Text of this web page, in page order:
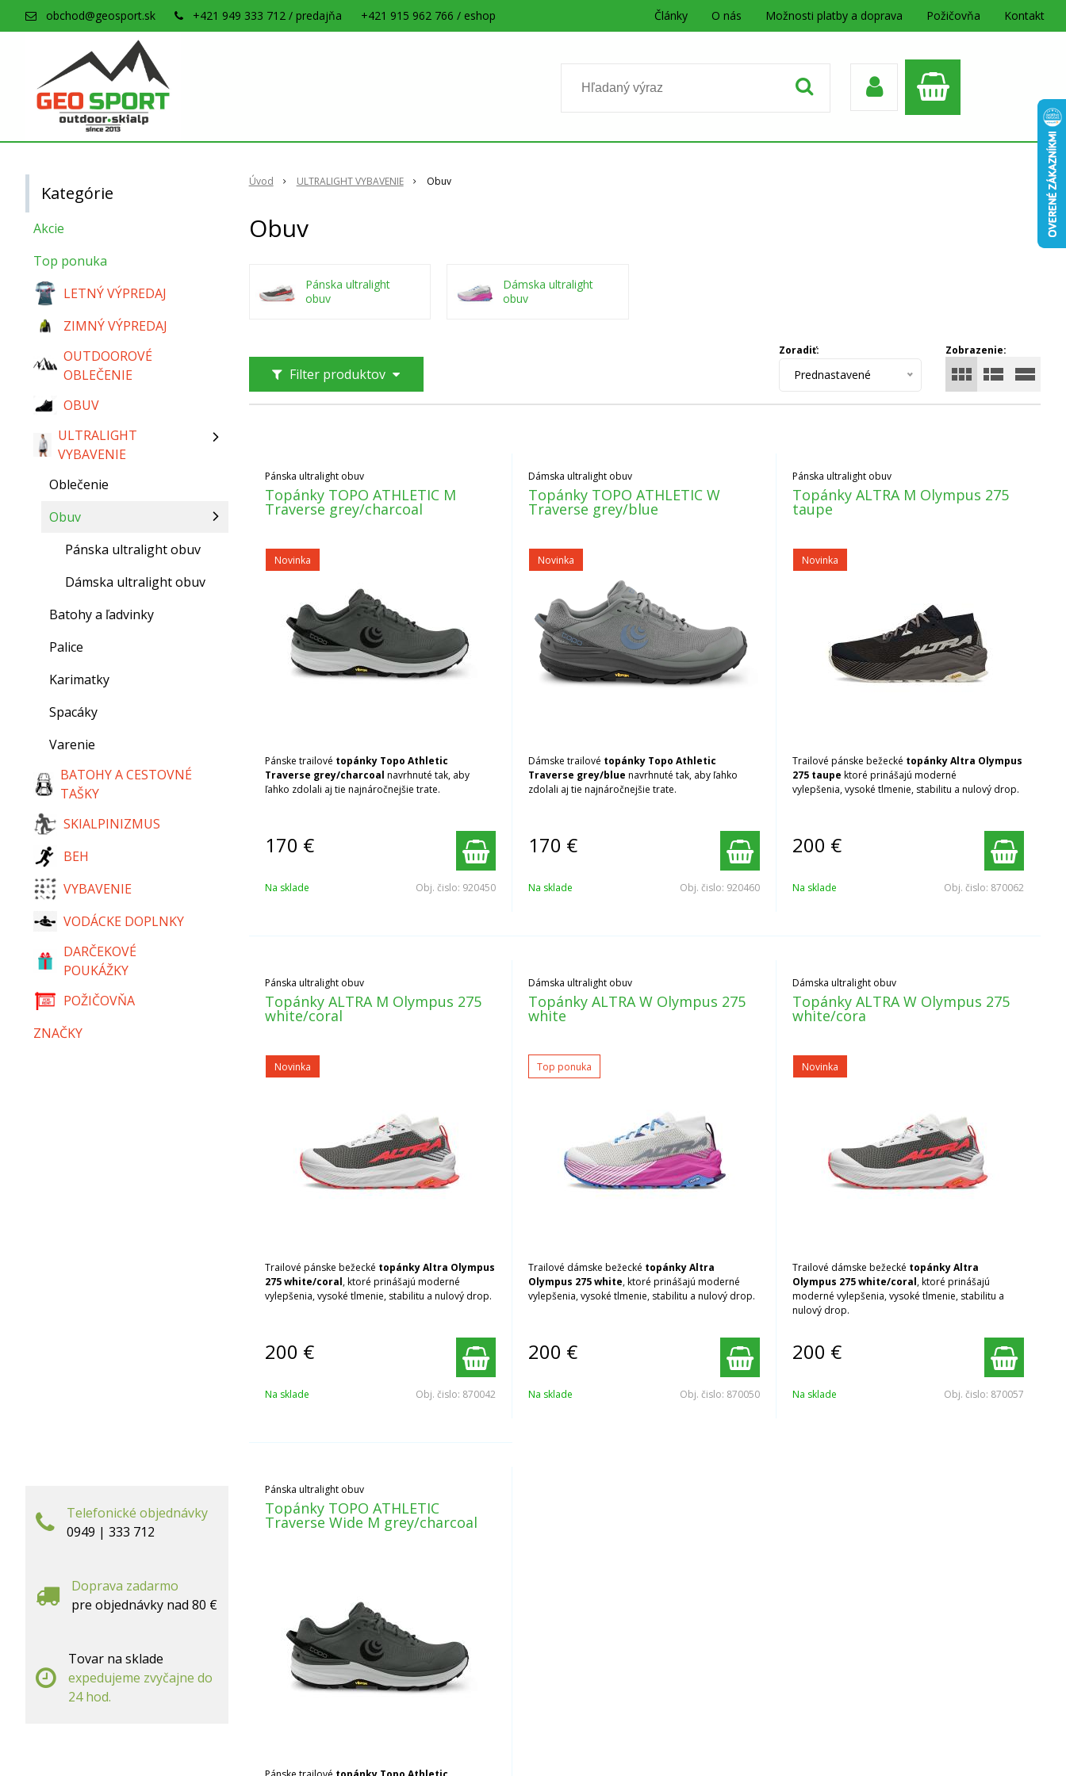
obchod@geosport.sk +421 949 333 712 / predajňa +421 915 962 766 / eshop Články O nás Možnosti platby a doprava Požičovňa Kontakt
Úvod ULTRALIGHT VYBAVENIE Obuv
Obuv
Pánska ultralight
obuv
Dámska ultralight
obuv
Filter produktov
Zobrazenie:
Zoradiť:
Prednastavené
Pánska ultralight obuv
Topánky TOPO ATHLETIC M
Traverse grey/charcoal
Novinka
Pánske trailové topánky Topo Athletic
Traverse grey/charcoal navrhnuté tak, aby
ľahko zdolali aj tie najnáročnejšie trate.
170 €
Na sklade Obj. čislo: 920450
Dámska ultralight obuv
Topánky TOPO ATHLETIC W
Traverse grey/blue
Novinka
Dámske trailové topánky Topo Athletic
Traverse grey/bluenavrhnuté tak, aby ľahko
zdolali aj tie najnáročnejšie trate.
170 €
Na sklade Obj. čislo: 920460
Pánska ultralight obuv
Topánky ALTRA M Olympus 275
taupe
Novinka
Trailové pánske bežecké topánky Altra Olympus
275 taupe ktoré prinášajú moderné
vylepšenia, vysoké tlmenie, stabilitu a nulový drop.
200 €
Na sklade Obj. čislo: 870062
Pánska ultralight obuv
Topánky ALTRA M Olympus 275
white/coral
Novinka
Trailové pánske bežecké topánky Altra Olympus
275 white/coral, ktoré prinášajú moderné
vylepšenia, vysoké tlmenie, stabilitu a nulový drop.
200 €
Na sklade Obj. čislo: 870042
Dámska ultralight obuv
Topánky ALTRA W Olympus 275
white
Top ponuka
Trailové dámske bežecké topánky Altra
Olympus 275 white, ktoré prinášajú moderné
vylepšenia, vysoké tlmenie, stabilitu a nulový drop.
200 €
Na sklade Obj. čislo: 870050
Dámska ultralight obuv
Topánky ALTRA W Olympus 275
white/cora
Novinka
Trailové dámske bežecké topánky Altra
Olympus 275 white/coral, ktoré prinášajú
moderné vylepšenia, vysoké tlmenie, stabilitu a
nulový drop.
200 €
Na sklade Obj. čislo: 870057
Pánska ultralight obuv
Topánky TOPO ATHLETIC
Traverse Wide M grey/charcoal
Kategórie
Akcie
Top ponuka
LETNÝ VÝPREDAJ
ZIMNÝ VÝPREDAJ
OUTDOOROVÉ
OBLEČENIE
OBUV
ULTRALIGHT
VYBAVENIE
Oblečenie
Obuv
Pánska ultralight obuv
Dámska ultralight obuv
Batohy a ľadvinky
Palice
Karimatky
Spacáky
Varenie
BATOHY A CESTOVNÉ
TAŠKY
SKIALPINIZMUS
BEH
VYBAVENIE
VODÁCKE DOPLNKY
DARČEKOVÉ
POUKÁŽKY
POŽIČOVŇA
ZNAČKY
Telefonické objednávky
0949 | 333 712
Doprava zadarmo
pre objednávky nad 80 €
Tovar na sklade
expedujeme zvyčajne do
24 hod.